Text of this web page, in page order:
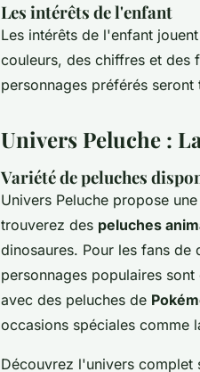
Les intérêts de l'enfant
Les intérêts de l'enfant
couleurs, des chiffres et des
personnages préférés seront
Univers Peluche :
Variété de peluches
Univers Peluche propose
trouverez des peluches
dinosaures. Pour les fans de
personnages populaires
avec des peluches de
occasions spéciales comme
Découvrez l'univers complet